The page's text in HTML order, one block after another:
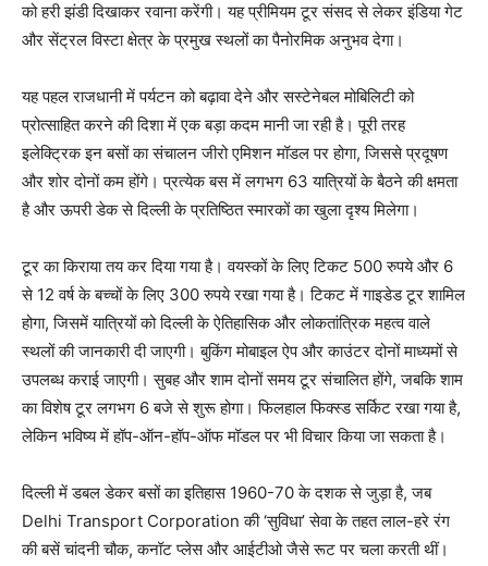
को हरी झंडी दिखाकर रवाना करेंगी। यह प्रीमियम टूर संसद से लेकर इंडिया गेट
और सेंट्रल विस्टा क्षेत्र के प्रमुख स्थलों का पैनोरमिक अनुभव देगा।
यह पहल राजधानी में पर्यटन को बढ़ावा देने और सस्टेनेबल मोबिलिटी को
प्रोत्साहित करने की दिशा में एक बड़ा कदम मानी जा रही है। पूरी तरह
इलेक्ट्रिक इन बसों का संचालन जीरो एमिशन मॉडल पर होगा, जिससे प्रदूषण
और शोर दोनों कम होंगे। प्रत्येक बस में लगभग 63 यात्रियों के बैठने की क्षमता
है और ऊपरी डेक से दिल्ली के प्रतिष्ठित स्मारकों का खुला दृश्य मिलेगा।
टूर का किराया तय कर दिया गया है। वयस्कों के लिए टिकट 500 रुपये और 6
से 12 वर्ष के बच्चों के लिए 300 रुपये रखा गया है। टिकट में गाइडेड टूर शामिल
होगा, जिसमें यात्रियों को दिल्ली के ऐतिहासिक और लोकतांत्रिक महत्व वाले
स्थलों की जानकारी दी जाएगी। बुकिंग मोबाइल ऐप और काउंटर दोनों माध्यमों से
उपलब्ध कराई जाएगी। सुबह और शाम दोनों समय टूर संचालित होंगे, जबकि शाम
का विशेष टूर लगभग 6 बजे से शुरू होगा। फिलहाल फिक्स्ड सर्किट रखा गया है,
लेकिन भविष्य में हॉप-ऑन-हॉप-ऑफ मॉडल पर भी विचार किया जा सकता है।
दिल्ली में डबल डेकर बसों का इतिहास 1960-70 के दशक से जुड़ा है, जब
Delhi Transport Corporation की ‘सुविधा’ सेवा के तहत लाल-हरे रंग
की बसें चांदनी चौक, कनॉट प्लेस और आईटीओ जैसे रूट पर चला करती थीं।